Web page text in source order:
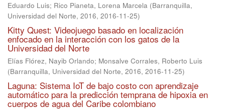
Eduardo Luis; Rico Pianeta, Lorena Marcela (Barranquilla,
Universidad del Norte, 2016, 2016-11-25)
Kitty Quest: Videojuego basado en localización
enfocado en la interacción con los gatos de la
Universidad del Norte
Elías Flórez, Nayib Orlando; Monsalve Corrales, Roberto Luis
(Barranquilla, Universidad del Norte, 2016, 2016-11-25)
Laguna: Sistema IoT de bajo costo con aprendizaje
automático para la predicción temprana de hipoxia en
cuerpos de agua del Caribe colombiano